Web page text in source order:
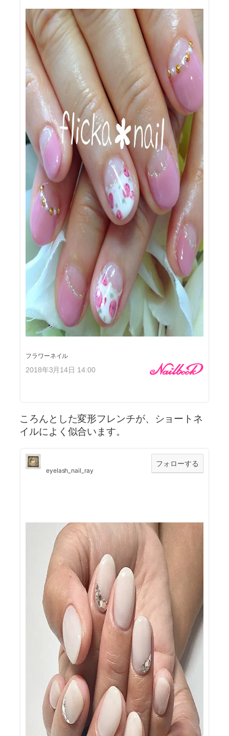
フラワーネイル
2018年3月14日 14:00
ころんとした変形フレンチが、ショートネ
イルによく似合います。
eyelash_nail_ray
フォローする